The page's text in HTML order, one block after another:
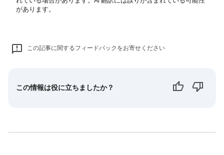
があります。
この記事に関するフィードバックをお寄せください
この情報は役に立ちましたか？